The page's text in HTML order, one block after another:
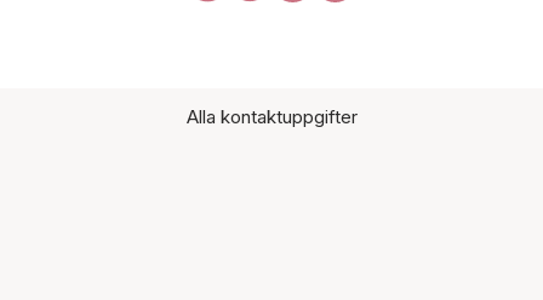
Alla kontaktuppgifter